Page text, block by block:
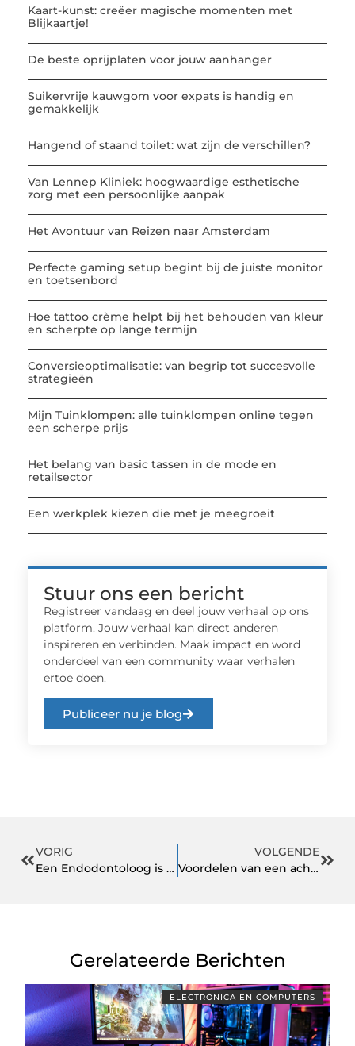
Kaart-kunst: creëer magische momenten met
Blijkaartje!
De beste oprijplaten voor jouw aanhanger
Suikervrije kauwgom voor expats is handig en
gemakkelijk
Hangend of staand toilet: wat zijn de verschillen?
Van Lennep Kliniek: hoogwaardige esthetische
zorg met een persoonlijke aanpak
Het Avontuur van Reizen naar Amsterdam
Perfecte gaming setup begint bij de juiste monitor
en toetsenbord
Hoe tattoo crème helpt bij het behouden van kleur
en scherpte op lange termijn
Conversieoptimalisatie: van begrip tot succesvolle
strategieën
Mijn Tuinklompen: alle tuinklompen online tegen
een scherpe prijs
Het belang van basic tassen in de mode en
retailsector
Een werkplek kiezen die met je meegroeit
Stuur ons een bericht
Registreer vandaag en deel jouw verhaal op ons
platform. Jouw verhaal kan direct anderen
inspireren en verbinden. Maak impact en word
onderdeel van een community waar verhalen
ertoe doen.
Publiceer nu je blog
VORIG
Een Endodontoloog is een gespecialiseerde tandarts
VOLGENDE
Voordelen van een achteruitrijcamera
Gerelateerde Berichten
ELECTRONICA EN COMPUTERS